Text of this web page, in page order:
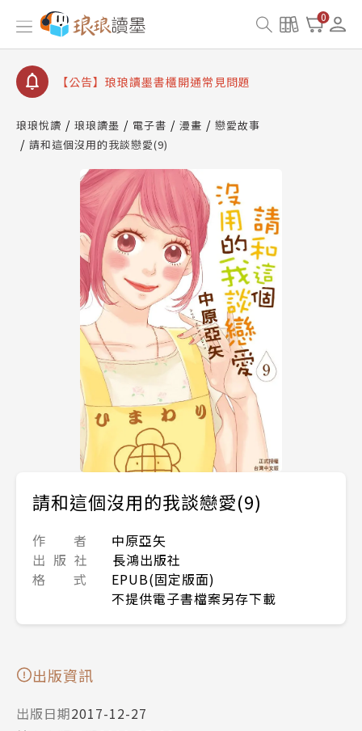
0
【公告】琅琅書店服務升級重要說明及資產合併結果
查詢
【公告】琅琅讀墨數位閱讀資產合併與書櫃開通申請
【公告】琅琅讀墨書櫃開通常見問題
請圖文教學
【公告】琅琅書店服務升級重要說明及資產合併結果
查詢
【公告】琅琅讀墨數位閱讀資產合併與書櫃開通申請
琅琅悅讀 琅琅讀墨 電子書 漫畫
戀愛故事
請和這個沒用的我談戀愛(9)
請和這個沒用的我談戀愛(9)
作 者
中原亞矢
出 版 社
長鴻出版社
格 式
EPUB(固定版面)
不提供電子書檔案另存下載
出版資訊
出版日期2017-12-27